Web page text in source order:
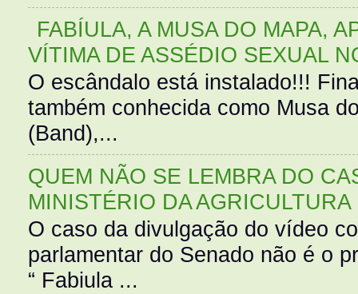
FABÍULA, A MUSA DO MAPA,
VÍTIMA DE ASSÉDIO SEXUAL
O escândalo está instalado!!!
também conhecida como Musa
(Band),...
QUEM NÃO SE LEMBRA DO
MINISTÉRIO DA AGRICULTURA
O caso da divulgação do vídeo
parlamentar do Senado não é o
“ Fabiula ...